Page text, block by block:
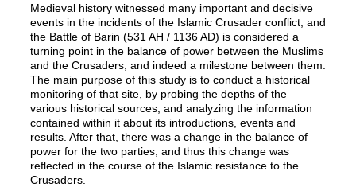
Medieval history witnessed many important and decisive
events in the incidents of the Islamic Crusader conflict, and
the Battle of Barin (531 AH / 1136 AD) is considered a
turning point in the balance of power between the Muslims
and the Crusaders, and indeed a milestone between them.
The main purpose of this study is to conduct a historical
monitoring of that site, by probing the depths of the
various historical sources, and analyzing the information
contained within it about its introductions, events and
results. After that, there was a change in the balance of
power for the two parties, and thus this change was
reflected in the course of the Islamic resistance to the
Crusaders.